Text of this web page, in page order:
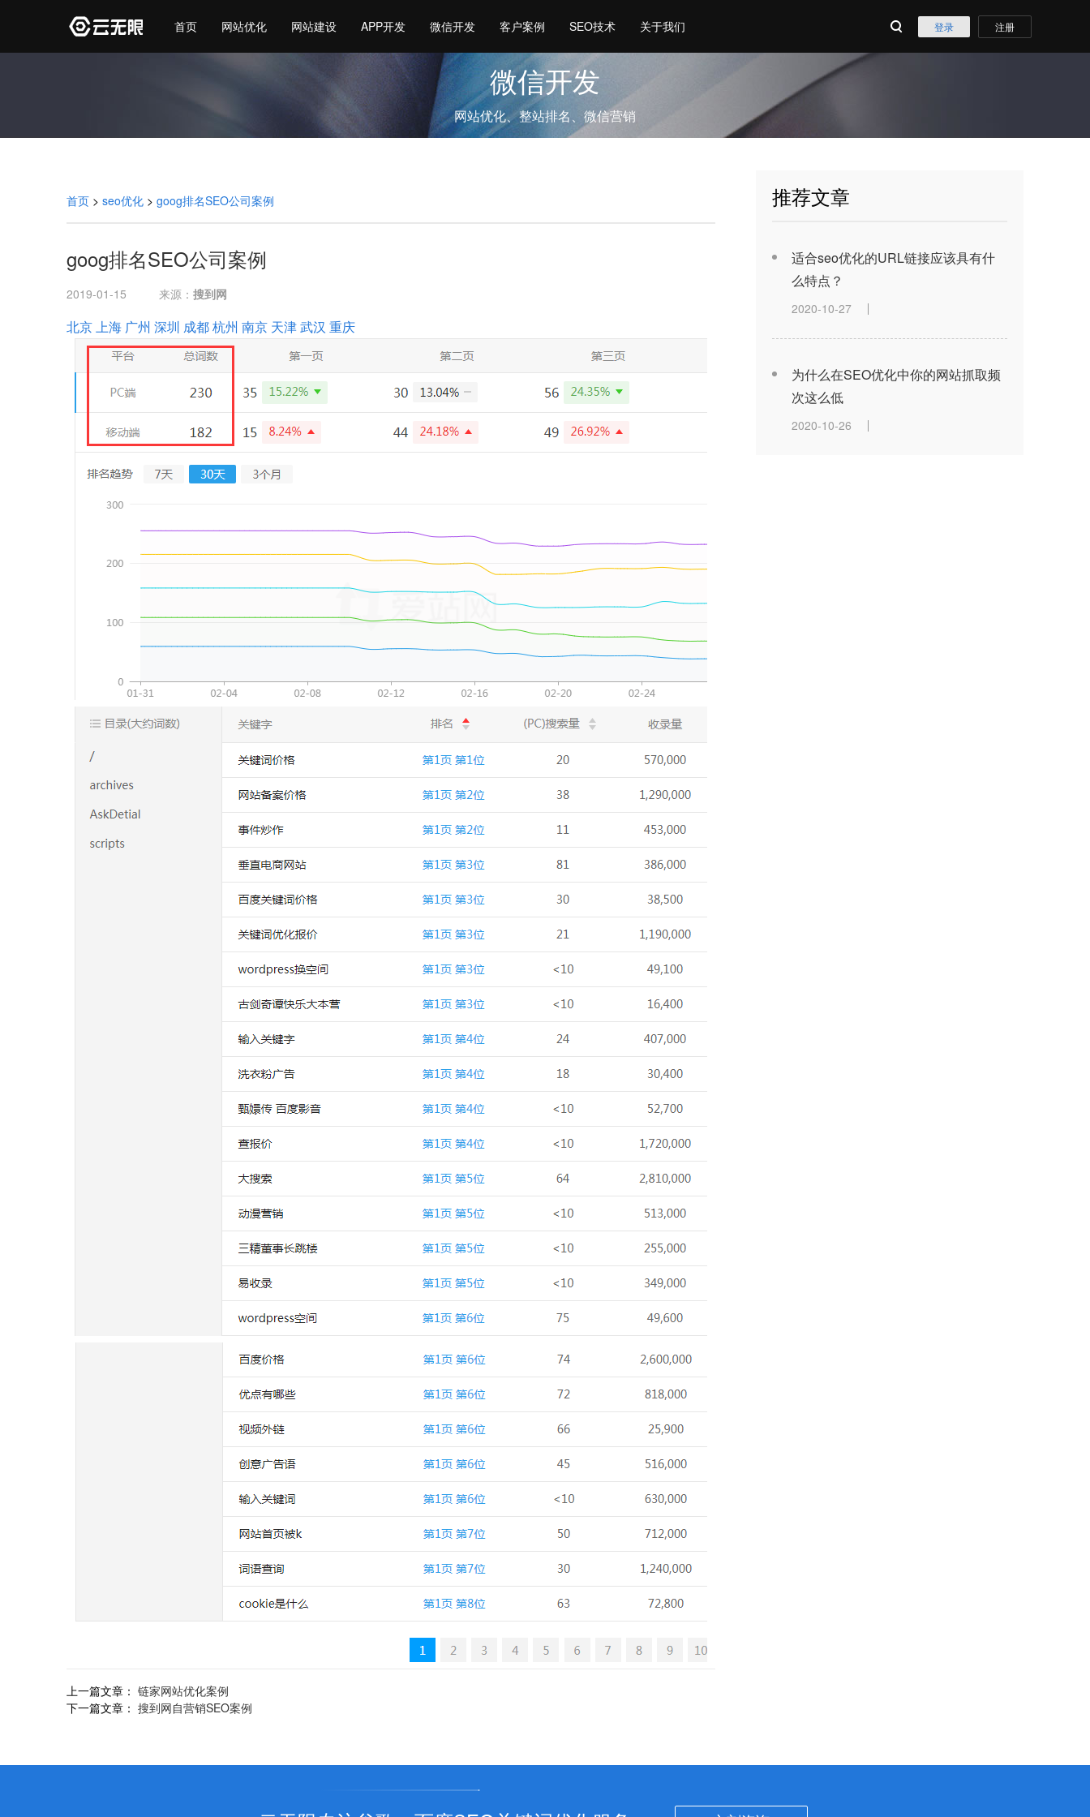
首页 网站优化 网站建设 APP开发 微信开发 客户案例 SEO技术 关于我们 登录 注册
微信开发
网站优化、整站排名、微信营销
首页 > seo优化 > goog排名SEO公司案例
goog排名SEO公司案例
2019-01-15 来源： 搜到网
北京上海 广州 深圳 成都杭州 南京 天津武汉 重庆
上一篇文章： 链家网站优化案例
下一篇文章： 搜到网自营销SEO案例
推荐文章
适合seo优化的URL链接应该具有什
么特点？
2020-10-27
为什么在SEO优化中你的网站抓取频
次这么低
2020-10-26